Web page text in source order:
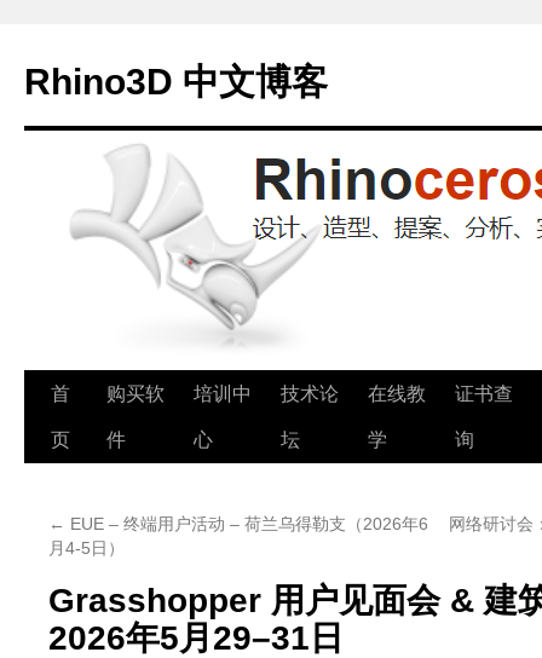
Rhino3D 中文博客
跳
至
首
页
购买软
件
培训中
心
技术论
坛
在线教
学
证书查
询
← EUE – 终端用户活动 – 荷兰乌得勒支（2026年6
月4-5日）
网络研讨会
Grasshopper 用户见面会 & 建
2026年5月29–31日